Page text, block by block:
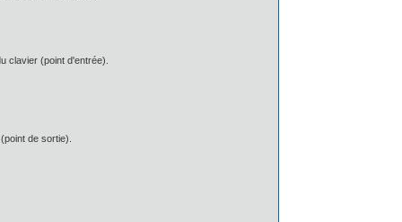
clavier (point d'entrée).
de sortie).